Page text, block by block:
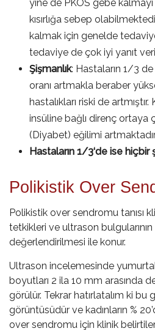
yine de PKOS gebe
kısırlığa sebep
kalmak için genelde
tedaviye de çok iyi yanıt
Şişmanlık: Hastaların 1/3
oranı artmakla beraber
hastalıkları riski de artmıştır.
insüline bağlı direnç ortaya
(Diyabet) eğilimi
Hastaların 1/3‘de ise hiçbir
Polikistik Over
Polikistik over sendromu tanısı
tetkikleri ve ultrason
değerlendirilmesi ile konur.
Ultrason incelemesinde
boyutları 2 ila 10 mm arasında
görülür. Tekrar hatırlatalım ki
görüntüsüdür ve kadınların %
over sendromu için klinik